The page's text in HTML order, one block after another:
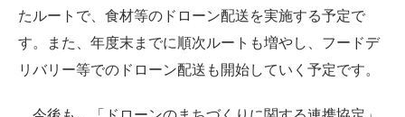
たルートで、食材等のドローン配送を実施する予定で
す。また、年度末までに順次ルートも増やし、フードデ
リバリー等でのドローン配送も開始していく予定です。